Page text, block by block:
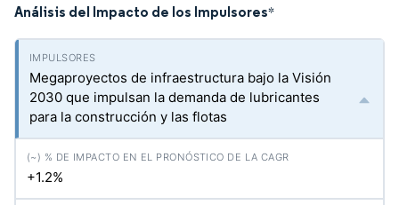
Análisis del Impacto de los Impulsores*
Megaproyectos de infraestructura bajo la Visión
2030 que impulsan la demanda de lubricantes
para la construcción y las flotas
+1.2%